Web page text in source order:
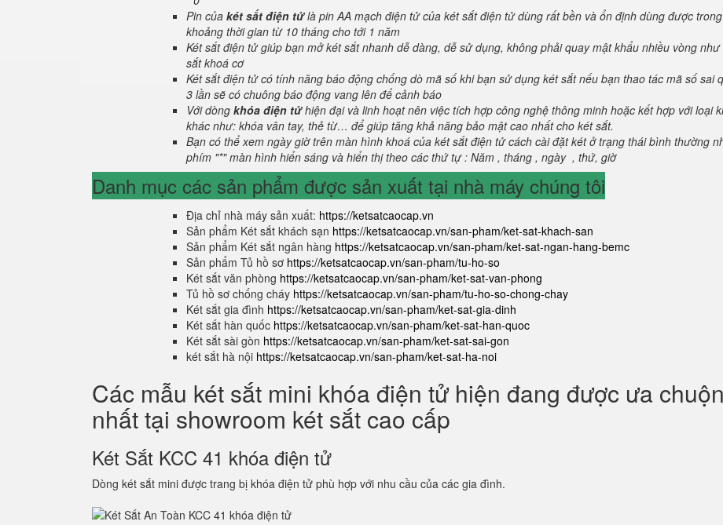
Pin của két sắt điện tửlà pin AA mạch điện tử của két sắt điện tử dùng rất bền và ổn định dùng được trong
khoảng thời gian từ 10 tháng cho tới 1 năm
Két sắt điện tử giúp bạn mở két sắt nhanh dễ dàng, dễ sử dụng, không phải quay mật khẩu nhiều vòng như
sắt khoá cơ
Két sắt điện tử có tính năng báo động chống dò mã số khi bạn sử dụng két sắt nếu bạn thao tác mã số sai
3 lần sẽ có chuông báo động vang lên để cảnh báo
Với dòng khóa điện tửhiện đại và linh hoạt nên việc tích hợp công nghệ thông minh hoặc kết hợp với loại
khác như: khóa vân tay, thẻ từ… để giúp tăng khả năng bảo mật cao nhất cho két sắt.
Bạn có thể xem ngày giờ trên màn hình khoá của két sắt điện tử cách cài đặt két ở trạng thái bình thường
phím "*" màn hình hiển sáng và hiển thị theo các thứ tự : Năm , tháng , ngày , thứ, giờ
Danh mục các sản phẩm được sản xuất tại nhà máy chúng tôi
Địa chỉ nhà máy sản xuất: https://ketsatcaocap.vn
Sản phẩm Két sắt khách sạn https://ketsatcaocap.vn/san-pham/ket-sat-khach-san
Sản phẩm Két sắt ngân hàng https://ketsatcaocap.vn/san-pham/ket-sat-ngan-hang-bemc
Sản phẩm Tủ hồ sơ https://ketsatcaocap.vn/san-pham/tu-ho-so
Két sắt văn phòng https://ketsatcaocap.vn/san-pham/ket-sat-van-phong
Tủ hồ sơ chống cháy https://ketsatcaocap.vn/san-pham/tu-ho-so-chong-chay
Két sắt gia đình https://ketsatcaocap.vn/san-pham/ket-sat-gia-dinh
Két sắt hàn quốc https://ketsatcaocap.vn/san-pham/ket-sat-han-quoc
Két sắt sài gòn https://ketsatcaocap.vn/san-pham/ket-sat-sai-gon
két sắt hà nội https://ketsatcaocap.vn/san-pham/ket-sat-ha-noi
Các mẫu két sắt mini khóa điện tử hiện đang được ưa
nhất tại showroom két sắt cao cấp
Két Sắt KCC 41 khóa điện tử
Dòng két sắt mini được trang bị khóa điện tử phù hợp với nhu cầu của các gia đình.